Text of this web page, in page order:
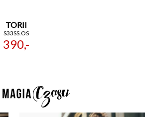
TORII
S33SS.OS
390,-